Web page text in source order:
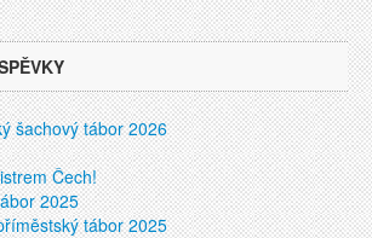
šachový tábor 2026
Čech!
2025
tábor 2025